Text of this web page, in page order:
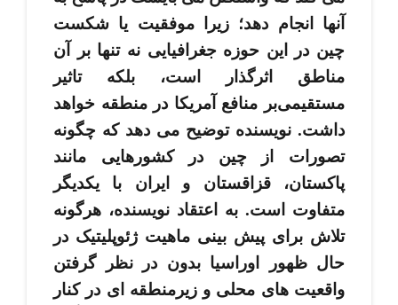
آنها انجام دهد؛ زیرا موفقیت یا شکست
چین در این حوزه جغرافیایی نه تنها بر آن
مناطق اثرگذار است، بلکه تاثیر
مستقیمی‌بر منافع آمریکا در منطقه خواهد
داشت. نویسنده توضیح می ­دهد که چگونه
تصورات از چین در کشورهایی مانند
پاکستان، قزاقستان و ایران با یکدیگر
متفاوت است. به اعتقاد نویسنده، هرگونه
تلاش برای پیش­ بینی ماهیت ژئوپلیتیک در
حال ظهور اوراسیا بدون در نظر گرفتن
واقعیت ­های محلی و زیرمنطقه­ ای در کنار